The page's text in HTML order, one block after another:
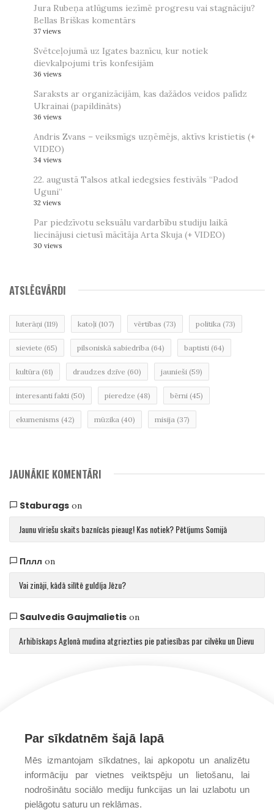
Jura Rubeņa atlūgums iezīmē progresu vai stagnāciju?
Bellas Briškas komentārs
37 views
Svētceļojumā uz Igates baznīcu, kur notiek
dievkalpojumi trīs konfesijām
36 views
Saraksts ar organizācijām, kas dažādos veidos palīdz
Ukrainai (papildināts)
36 views
Andris Zvans – veiksmīgs uzņēmējs, aktīvs kristietis (+
VIDEO)
34 views
22. augustā Talsos atkal iedegsies festivāls “Padod
Uguni”
32 views
Par piedzīvotu seksuālu vardarbību studiju laikā
liecinājusi cietusī mācītāja Arta Skuja (+ VIDEO)
30 views
ATSLĒGVĀRDI
luterāņi (119) katoļi (107) vērtības (73) politika (73)
sieviete (65) pilsoniskā sabiedrība (64) baptisti (64)
kultūra (61) draudzes dzīve (60) jaunieši (59)
interesanti fakti (50) pieredze (48) bērni (45)
ekumenisms (42) mūzika (40) misija (37)
JAUNĀKIE KOMENTĀRI
Staburagson
Jaunu vīriešu skaits baznīcās pieaug! Kas notiek? Pētījums Somijā
Пллл on
Vai zināji, kādā silītē guldīja Jēzu?
Saulvedis Gaujmalietison
Arhibīskaps Aglonā mudina atgriezties pie patiesības par cilvēku un Dievu
Par sīkdatnēm šajā lapā
Mēs izmantojam sīkdatnes, lai apkopotu un analizētu
informāciju par vietnes veiktspēju un lietošanu, lai
nodrošinātu sociālo mediju funkcijas un lai uzlabotu un
pielāgotu saturu un reklāmas.